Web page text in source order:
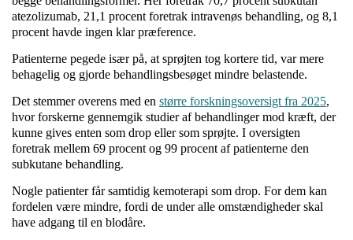
atezolizumab, 21,1 procent foretrak intravenøs behandling, og 8,1
procent havde ingen klar præference.
Patienterne pegede især på, at sprøjten tog kortere tid, var mere
behagelig og gjorde behandlingsbesøget mindre belastende.
Det stemmer overens med en større forskningsoversigt fra 2025,
hvor forskerne gennemgik studier af behandlinger mod kræft, der
kunne gives enten som drop eller som sprøjte. I oversigten
foretrak mellem 69 procent og 99 procent af patienterne den
subkutane behandling.
Nogle patienter får samtidig kemoterapi som drop. For dem kan
fordelen være mindre, fordi de under alle omstændigheder skal
have adgang til en blodåre.